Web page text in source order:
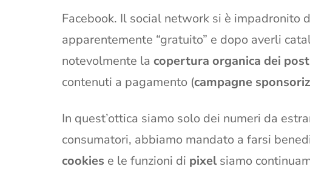
Facebook. Il social network si è impadronito
apparentemente “gratuito” e dopo averli
notevolmente la copertura organica dei post
contenuti a pagamento (campagne
In quest’ottica siamo solo dei numeri da
consumatori, abbiamo mandato a farsi
cookies e le funzioni di pixelsiamo